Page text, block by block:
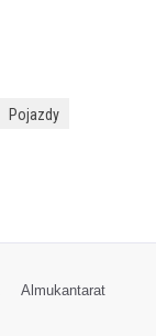
Pojazdy
Almukantarat